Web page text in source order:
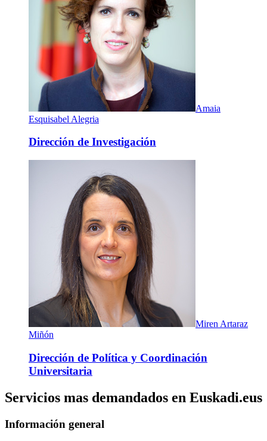
Amaia
Esquisabel Alegria
Dirección de Investigación
Miren Artaraz
Miñón
Dirección de Política y Coordinación
Universitaria
Servicios mas demandados en Euskadi.eus
Información general